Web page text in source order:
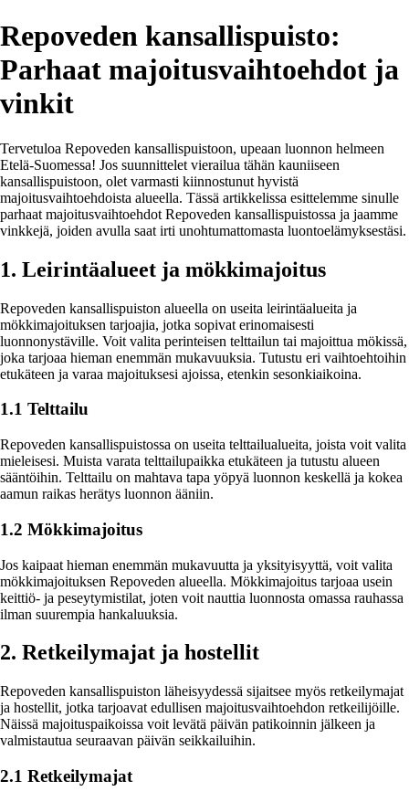
Repoveden kansallispuisto:
Parhaat majoitusvaihtoehdot ja
vinkit
Tervetuloa Repoveden kansallispuistoon, upeaan luonnon helmeen
Etelä-Suomessa! Jos suunnittelet vierailua tähän kauniiseen
kansallispuistoon, olet varmasti kiinnostunut hyvistä
majoitusvaihtoehdoista alueella. Tässä artikkelissa esittelemme sinulle
parhaat majoitusvaihtoehdot Repoveden kansallispuistossa ja jaamme
vinkkejä, joiden avulla saat irti unohtumattomasta luontoelämyksestäsi.
1. Leirintäalueet ja mökkimajoitus
Repoveden kansallispuiston alueella on useita leirintäalueita ja
mökkimajoituksen tarjoajia, jotka sopivat erinomaisesti
luonnonystäville. Voit valita perinteisen telttailun tai majoittua mökissä,
joka tarjoaa hieman enemmän mukavuuksia. Tutustu eri vaihtoehtoihin
etukäteen ja varaa majoituksesi ajoissa, etenkin sesonkiaikoina.
1.1 Telttailu
Repoveden kansallispuistossa on useita telttailualueita, joista voit valita
mieleisesi. Muista varata telttailupaikka etukäteen ja tutustu alueen
sääntöihin. Telttailu on mahtava tapa yöpyä luonnon keskellä ja kokea
aamun raikas herätys luonnon ääniin.
1.2 Mökkimajoitus
Jos kaipaat hieman enemmän mukavuutta ja yksityisyyttä, voit valita
mökkimajoituksen Repoveden alueella. Mökkimajoitus tarjoaa usein
keittiö- ja peseytymistilat, joten voit nauttia luonnosta omassa rauhassa
ilman suurempia hankaluuksia.
2. Retkeilymajat ja hostellit
Repoveden kansallispuiston läheisyydessä sijaitsee myös retkeilymajat
ja hostellit, jotka tarjoavat edullisen majoitusvaihtoehdon retkeilijöille.
Näissä majoituspaikoissa voit levätä päivän patikoinnin jälkeen ja
valmistautua seuraavan päivän seikkailuihin.
2.1 Retkeilymajat